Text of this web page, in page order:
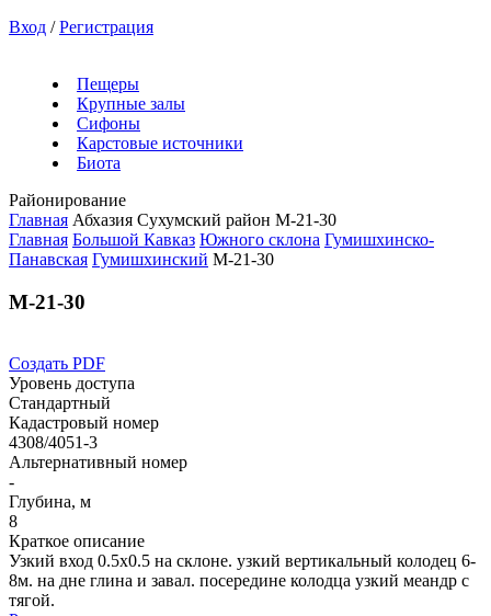
Вход / Регистрация
Пещеры
Крупные залы
Сифоны
Карстовые источники
Биота
Районирование
Главная Абхазия Сухумский район М-21-30
Главная Большой Кавказ Южного склона Гумишхинско-
Панавская Гумишхинский М-21-30
М-21-30
Создать PDF
Уровень доступа
Стандартный
Кадастровый номер
4308/4051-3
Альтернативный номер
-
Глубина, м
8
Краткое описание
Узкий вход 0.5х0.5 на склоне. узкий вертикальный колодец 6-
8м. на дне глина и завал. посередине колодца узкий меандр с
тягой.